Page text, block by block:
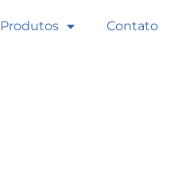
Produtos Contato